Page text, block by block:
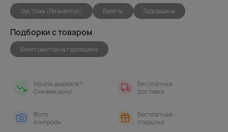
Эустома (Лизиантус) Букеты Годовщина
Подборки с товаром
Букет цветов на годовщину
Нашли дешевле?
Снизим цену!
Бесплатная
доставка
Фото
контроль
Бесплатная
открытка